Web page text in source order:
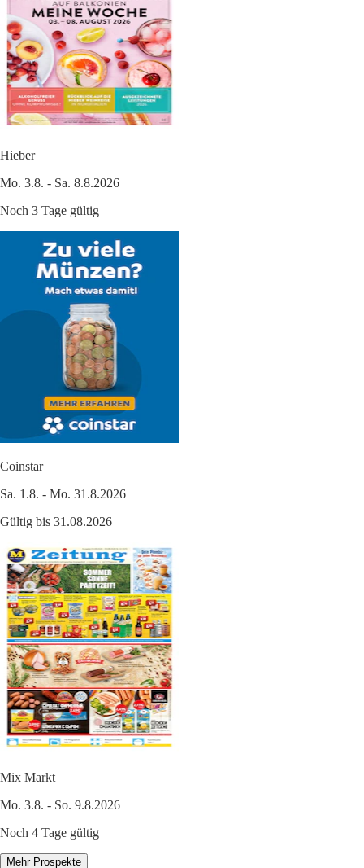
Hieber
Mo. 3.8. - Sa. 8.8.2026
Noch 3 Tage gültig
Coinstar
Sa. 1.8. - Mo. 31.8.2026
Gültig bis 31.08.2026
Mix Markt
Mo. 3.8. - So. 9.8.2026
Noch 4 Tage gültig
Mehr Prospekte